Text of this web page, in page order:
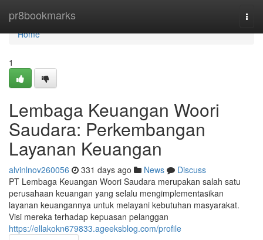
pr8bookmarks
Home
Home
1
Lembaga Keuangan Woori
Saudara: Perkembangan
Layanan Keuangan
alvinlnov260056 331 days ago News
Discuss
PT Lembaga Keuangan Woori Saudara merupakan salah satu
perusahaan keuangan yang selalu mengimplementasikan
layanan keuangannya untuk melayani kebutuhan masyarakat.
Visi mereka terhadap kepuasan pelanggan
https://ellakokn679833.ageeksblog.com/profile